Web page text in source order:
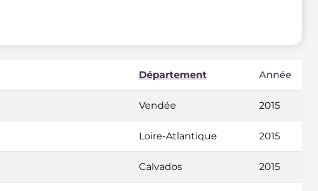
Département Année
Vendée 2015
Loire-Atlantique 2015
Calvados 2015